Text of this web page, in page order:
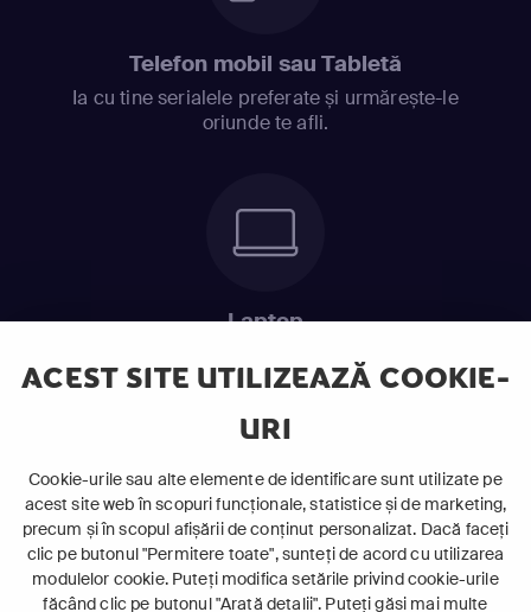
ACEST SITE UTILIZEAZĂ COOKIE-
URI
Cookie-urile sau alte elemente de identificare sunt utilizate pe
acest site web în scopuri funcționale, statistice și de marketing,
precum și în scopul afișării de conținut personalizat. Dacă faceți
clic pe butonul "Permitere toate", sunteți de acord cu utilizarea
modulelor cookie. Puteți modifica setările privind cookie-urile
făcând clic pe butonul "Arată detalii". Puteți găsi mai multe
Telefon mobil sau Tabletă
Ia cu tine serialele preferate și urmărește-le
oriunde te afli.
Laptop
ABONEAZĂ-TE ACUM
Cerințe de sistem